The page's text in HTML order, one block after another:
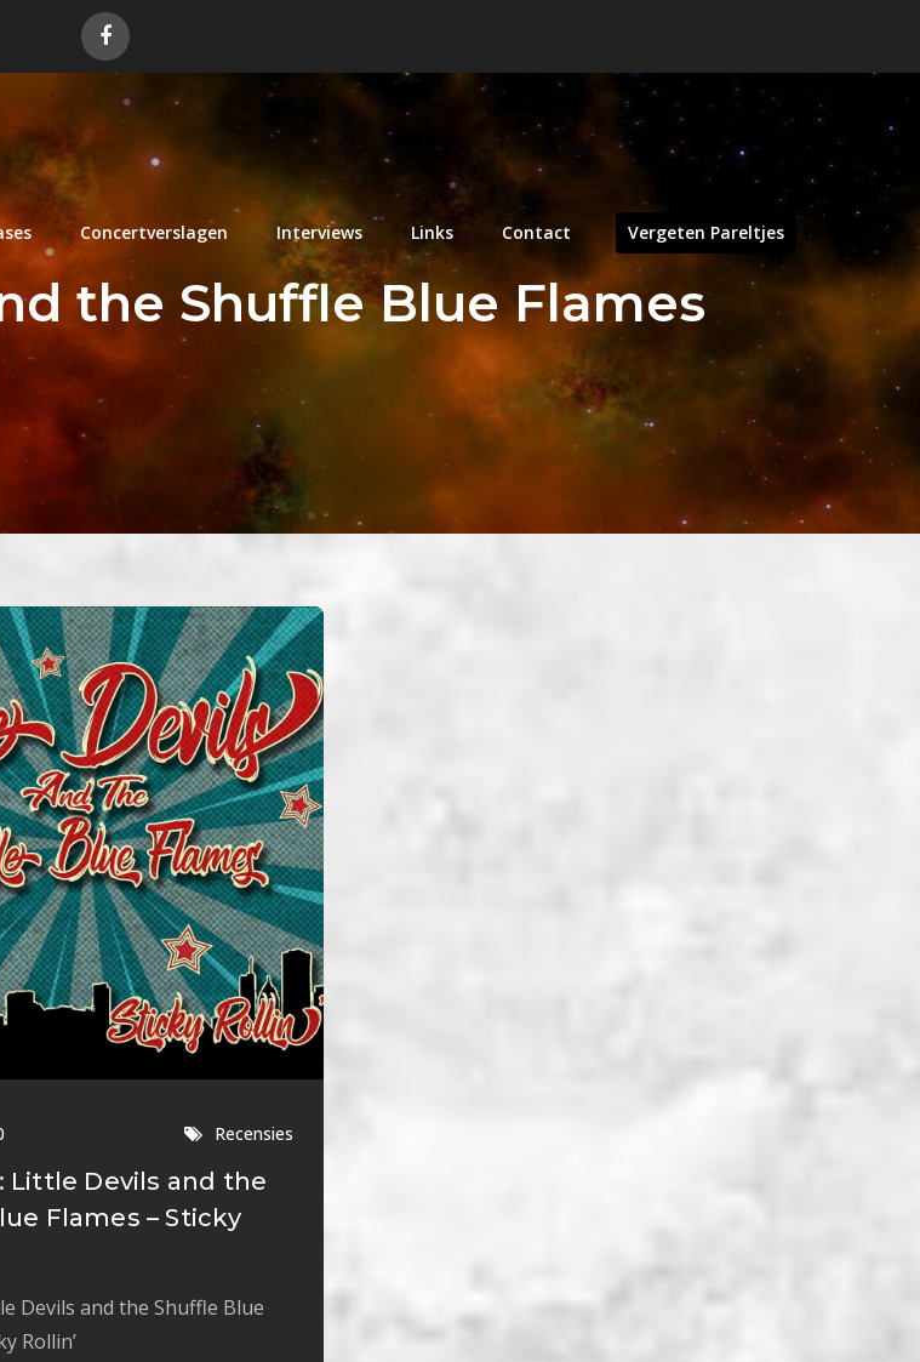
Concertverslagen Interviews Links Contact Vergeten Pareltjes
the Shuffle Blue Flames
Recensies
Little Devils and the
Flames – Sticky
Devils and the Shuffle Blue
Rollin’